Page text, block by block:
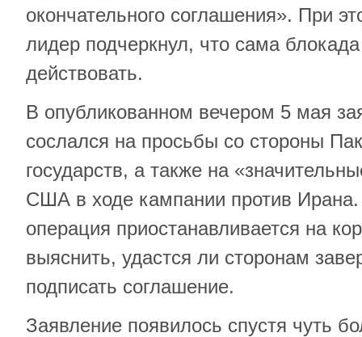
окончательного соглашения». При
лидер подчеркнул, что сама
действовать.
В опубликованном вечером 5 мая
сослался на просьбы со стороны
государств, а также на
США в ходе кампании против
операция приостанавливается на
выяснить, удастся ли сторонам
подписать соглашение.
Заявление появилось спустя чуть